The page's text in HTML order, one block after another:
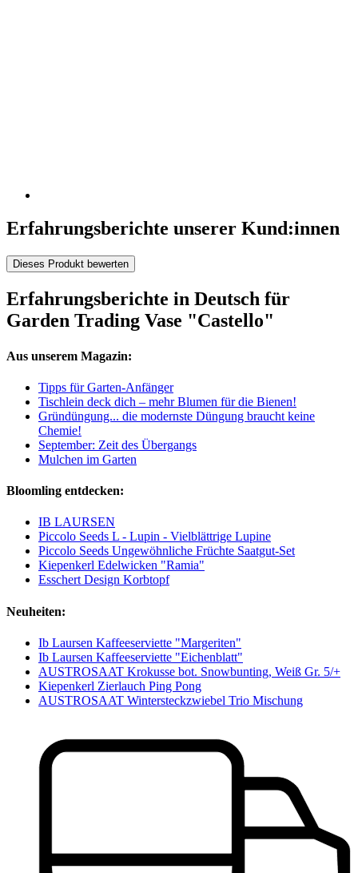
Erfahrungsberichte unserer Kund:innen
Dieses Produkt bewerten
Erfahrungsberichte in Deutsch für
Garden Trading Vase "Castello"
Aus unserem Magazin:
Tipps für Garten-Anfänger
Tischlein deck dich – mehr Blumen für die Bienen!
Gründüngung... die modernste Düngung braucht keine
Chemie!
September: Zeit des Übergangs
Mulchen im Garten
Bloomling entdecken:
IB LAURSEN
Piccolo Seeds L - Lupin - Vielblättrige Lupine
Piccolo Seeds Ungewöhnliche Früchte Saatgut-Set
Kiepenkerl Edelwicken "Ramia"
Esschert Design Korbtopf
Neuheiten:
Ib Laursen Kaffeeserviette "Margeriten"
Ib Laursen Kaffeeserviette "Eichenblatt"
AUSTROSAAT Krokusse bot. Snowbunting, Weiß Gr. 5/+
Kiepenkerl Zierlauch Ping Pong
AUSTROSAAT Wintersteckzwiebel Trio Mischung